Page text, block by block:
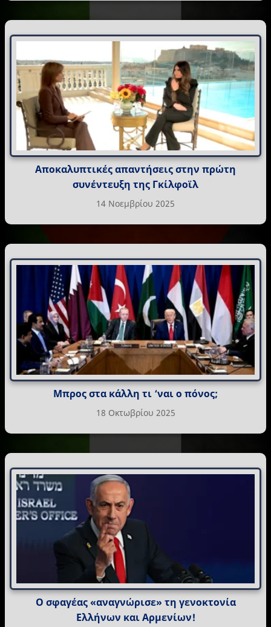
Αποκαλυπτικές απαντήσεις στην πρώτη
συνέντευξη της Γκίλφοϊλ
14 Νοεμβρίου 2025
Μπρος στα κάλλη τι ‘ναι ο πόνος;
18 Οκτωβρίου 2025
Ο σφαγέας «αναγνώρισε» τη γενοκτονία
Ελλήνων και Αρμενίων!